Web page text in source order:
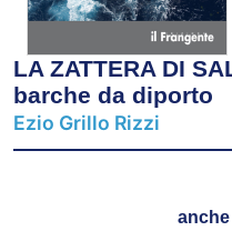
LA ZATTERA DI
barche da diporto
Ezio Grillo Rizzi
anche